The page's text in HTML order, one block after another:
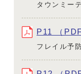
タウンミー
P11 （
フレイル予